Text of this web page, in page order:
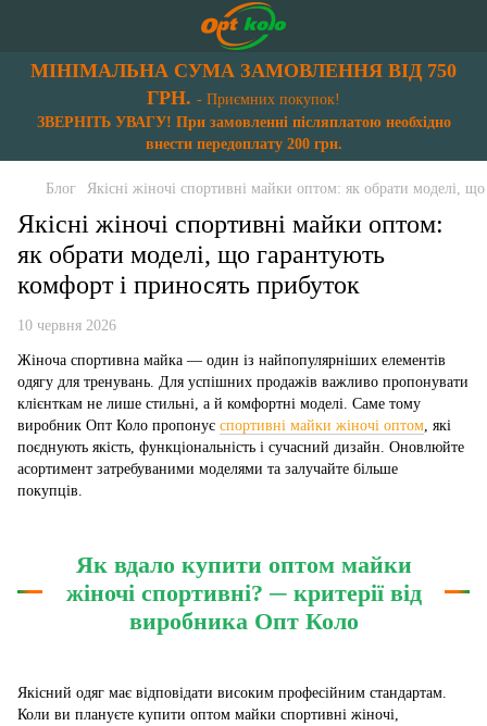
МІНІМАЛЬНА СУМА ЗАМОВЛЕННЯ ВІД 750
ГРН. - Приємних покупок!
ЗВЕРНІТЬ УВАГУ! При замовленні післяплатою необхідно
внести передоплату 200 грн.
Блог Якісні жіночі спортивні майки оптом: як обрати моделі,
Якісні жіночі спортивні майки оптом:
як обрати моделі, що гарантують
комфорт і приносять прибуток
10 червня 2026
Жіноча спортивна майка — один із найпопулярніших елементів
одягу для тренувань. Для успішних продажів важливо пропонувати
клієнткам не лише стильні, а й комфортні моделі. Саме тому
виробник Опт Коло пропонує спортивні майки жіночі оптом, які
поєднують якість, функціональність і сучасний дизайн. Оновлюйте
асортимент затребуваними моделями та залучайте більше
покупців.
Як вдало купити оптом майки
жіночі спортивні? ─ критерії від
виробника Опт Коло
Якісний одяг має відповідати високим професійним стандартам.
Коли ви плануєте купити оптом майки спортивні жіночі,